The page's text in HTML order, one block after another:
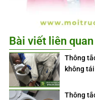
Bài viết liên quan
Thông
không
Thông